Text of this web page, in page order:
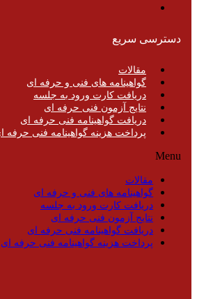
دسترسی سریع
مقالات
گواهینامه های فنی و حرفه ای
دریافت کارت ورود به جلسه
نتایج آزمون فنی حرفه ای
دریافت گواهینامه فنی حرفه ای
پرداخت هزینه گواهینامه فنی حرفه
Menu
مقالات
گواهینامه های فنی و حرفه ای
دریافت کارت ورود به جلسه
نتایج آزمون فنی حرفه ای
دریافت گواهینامه فنی حرفه ای
پرداخت هزینه گواهینامه فنی حرفه ای